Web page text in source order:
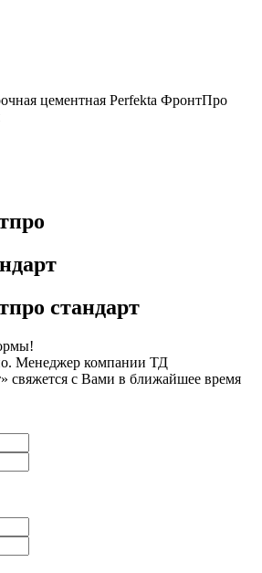
цементная Perfekta ФронтПро
стандарт
Менеджер компании ТД
свяжется с Вами в ближайшее время